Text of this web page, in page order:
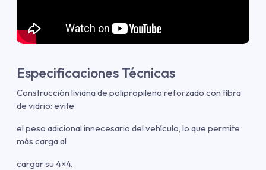
Especificaciones Técnicas
Construcción liviana de polipropileno reforzado con fibra
de vidrio: evite
el peso adicional innecesario del vehículo, lo que permite
más carga al
cargar su 4×4.